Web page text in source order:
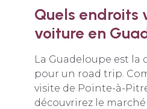
Quels endroits
voiture en
La Guadeloupe est
pour un road trip.
visite de Pointe-à-
découvrirez le marché